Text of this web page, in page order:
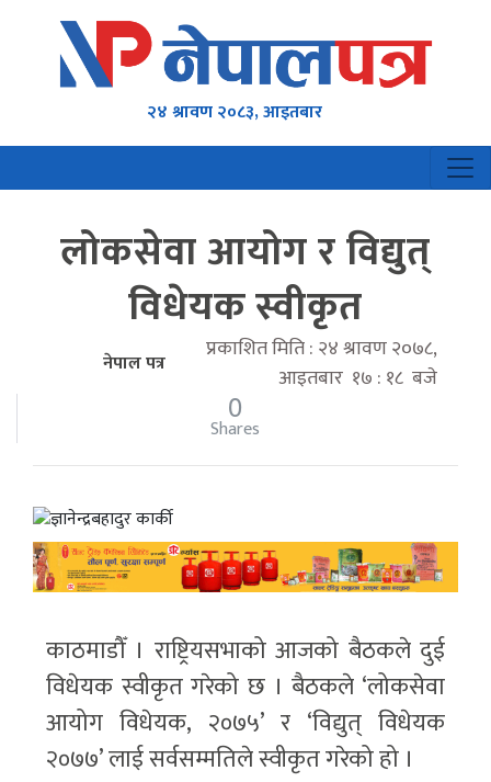
२४ श्रावण २०८३, आइतबार
लोकसेवा आयोग र विद्युत्
विधेयक स्वीकृत
नेपाल पत्र
प्रकाशित मिति : २४ श्रावण २०७८,
आइतबार १७ : १८ बजे
0
Shares
काठमाडौँ । राष्ट्रियसभाको आजको बैठकले दुई
विधेयक स्वीकृत गरेको छ । बैठकले ‘लोकसेवा
आयोग विधेयक, २०७५’ र ‘विद्युत् विधेयक
२०७७’ लाई सर्वसम्मतिले स्वीकृत गरेको हो ।